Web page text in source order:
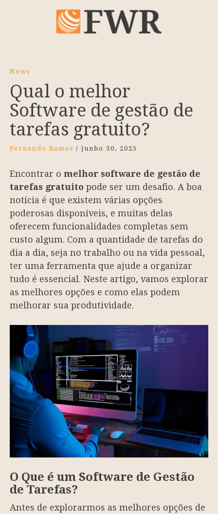
News
Qual o melhor
Software de gestão de
tarefas gratuito?
Fernando Ramos / junho 30, 2025
Encontrar o melhor software de gestão de
tarefas gratuito pode ser um desafio. A boa
notícia é que existem várias opções
poderosas disponíveis, e muitas delas
oferecem funcionalidades completas sem
custo algum. Com a quantidade de tarefas do
dia a dia, seja no trabalho ou na vida pessoal,
ter uma ferramenta que ajude a organizar
tudo é essencial. Neste artigo, vamos explorar
as melhores opções e como elas podem
melhorar sua produtividade.
O Que é um Software de Gestão
de Tarefas?
Antes de explorarmos as melhores opções de